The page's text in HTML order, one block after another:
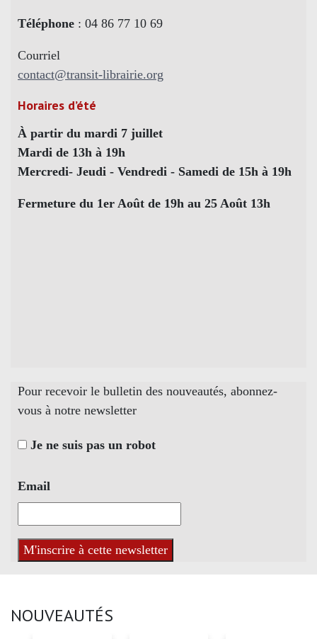
Téléphone : 04 86 77 10 69
Courriel
contact@transit-librairie.org
Horaires d’été
À partir du mardi 7 juillet
Mardi de 13h à 19h
Mercredi- Jeudi - Vendredi - Samedi de 15h à 19h
Fermeture du 1er Août de 19h au 25 Août 13h
Pour recevoir le bulletin des nouveautés, abonnez-
vous à notre newsletter
Je ne suis pas un robot
Email
NOUVEAUTÉS